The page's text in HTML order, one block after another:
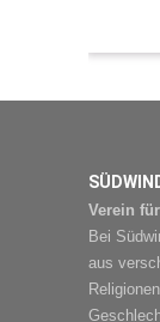
Verein
Bei
aus